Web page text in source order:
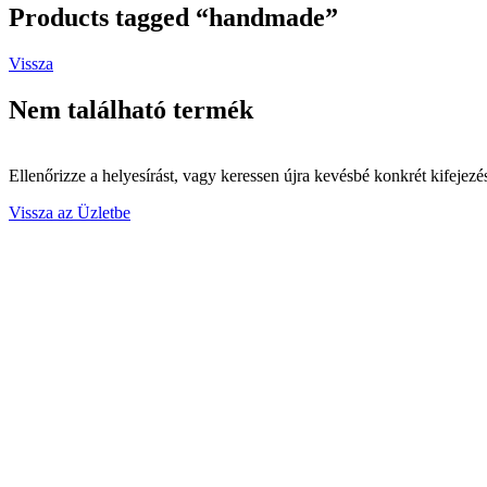
Products tagged “handmade”
Vissza
Nem található termék
Ellenőrizze a helyesírást, vagy keressen újra kevésbé konkrét
Vissza az Üzletbe